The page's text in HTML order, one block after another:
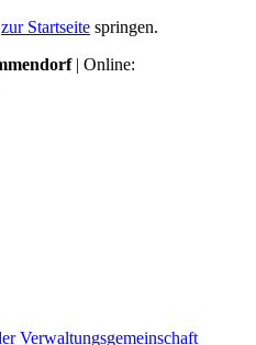
zur Startseite springen.
| Online: